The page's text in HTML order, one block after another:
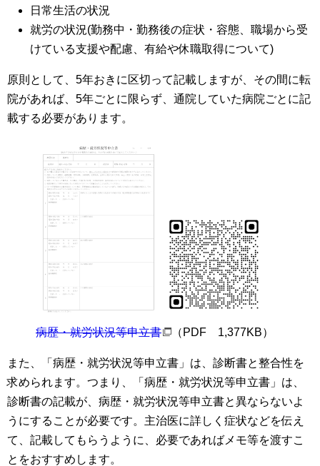
日常生活の状況
就労の状況(勤務中・勤務後の症状・容態、職場から受
けている支援や配慮、有給や休職取得について)
原則として、5年おきに区切って記載しますが、その間に転
院があれば、5年ごとに限らず、通院していた病院ごとに記
載する必要があります。
病歴・就労状況等申立書 （PDF 1,377KB）
また、「病歴・就労状況等申立書」は、診断書と整合性を
求められます。つまり、「病歴・就労状況等申立書」は、
診断書の記載が、病歴・就労状況等申立書と異ならないよ
うにすることが必要です。主治医に詳しく症状などを伝え
て、記載してもらうように、必要であればメモ等を渡すこ
とをおすすめします。